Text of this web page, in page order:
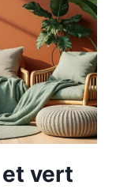
vert